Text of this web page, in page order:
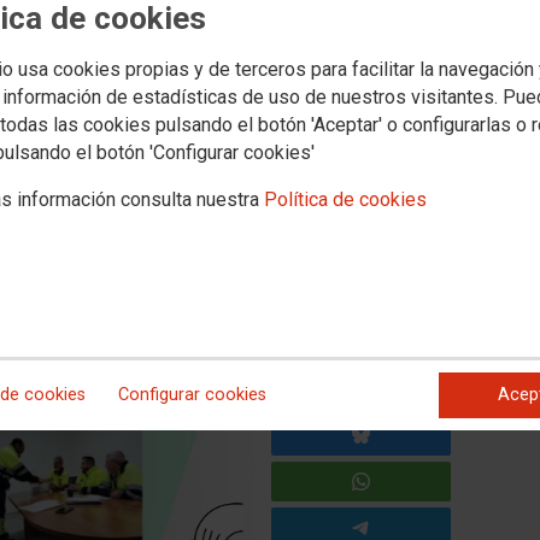
de cookies
usa cookies propias y de terceros para facilitar la navegación
de estadísticas de uso de nuestros visitantes.
las cookies pulsando el botón 'Aceptar' o configurarlas o
el botón 'Configurar cookies'
información consulta nuestra Política de cookies
cookies Configurar cookies
Canarias obtiene un buen
sindicales de Vías y
y se compromete a trabajar para mejorar sus